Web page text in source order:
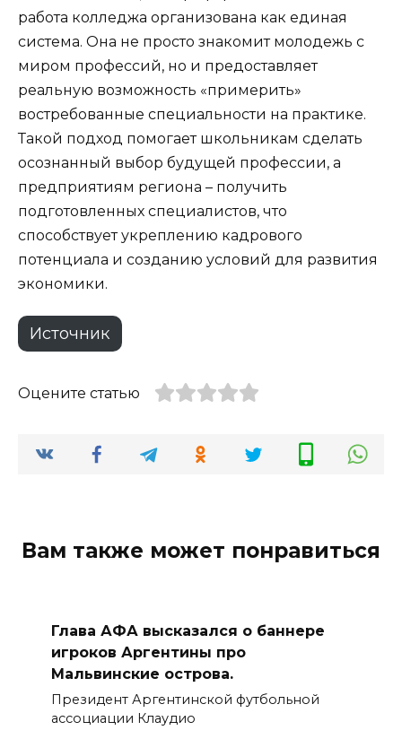
работа колледжа организована как единая
система. Она не просто знакомит молодежь с
миром профессий, но и предоставляет
реальную возможность «примерить»
востребованные специальности на практике.
Такой подход помогает школьникам сделать
осознанный выбор будущей профессии, а
предприятиям региона – получить
подготовленных специалистов, что
способствует укреплению кадрового
потенциала и созданию условий для развития
экономики.
Источник
Оцените статью
Вам также может понравиться
Глава АФА высказался о баннере
игроков Аргентины про
Мальвинские острова.
Президент Аргентинской футбольной
ассоциации Клаудио